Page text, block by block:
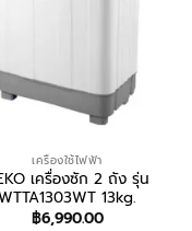
เครื่องใช้ไฟฟ้า
เครื่องซัก 2 ถัง รุ่น
13kg.
฿6,990.00